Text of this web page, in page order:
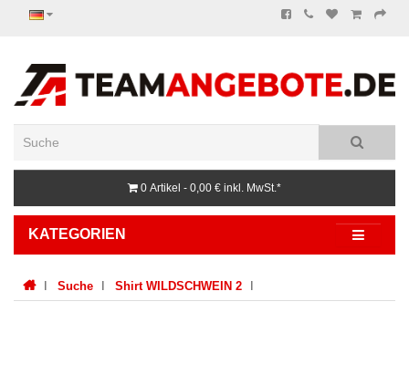
0 Artikel - 0,00 € inkl. MwSt.*
KATEGORIEN
Suche Shirt WILDSCHWEIN 2